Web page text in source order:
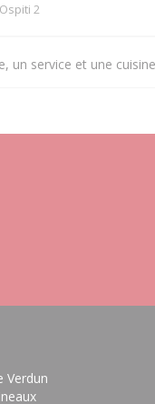
2
un service et une
Verdun
((apre una nuova